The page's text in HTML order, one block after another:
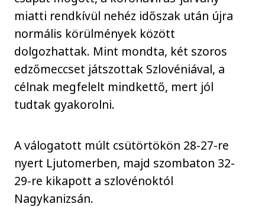
miatti rendkívül nehéz időszak után újra
normális körülmények között
dolgozhattak. Mint mondta, két szoros
edzőmeccset játszottak Szlovéniával, a
célnak megfelelt mindkettő, mert jól
tudtak gyakorolni.
A válogatott múlt csütörtökön 28-27-re
nyert Ljutomerben, majd szombaton 32-
29-re kikapott a szlovénoktól
Nagykanizsán.